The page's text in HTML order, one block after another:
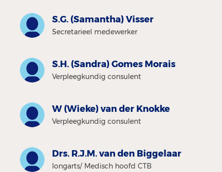
S.G. (Samantha) Visser
Secretarieel medewerker
S.H. (Sandra) Gomes Morais
Verpleegkundig consulent
W (Wieke) van der Knokke
Verpleegkundig consulent
Drs. R.J.M. van den Biggelaar
longarts/ Medisch hoofd CTB